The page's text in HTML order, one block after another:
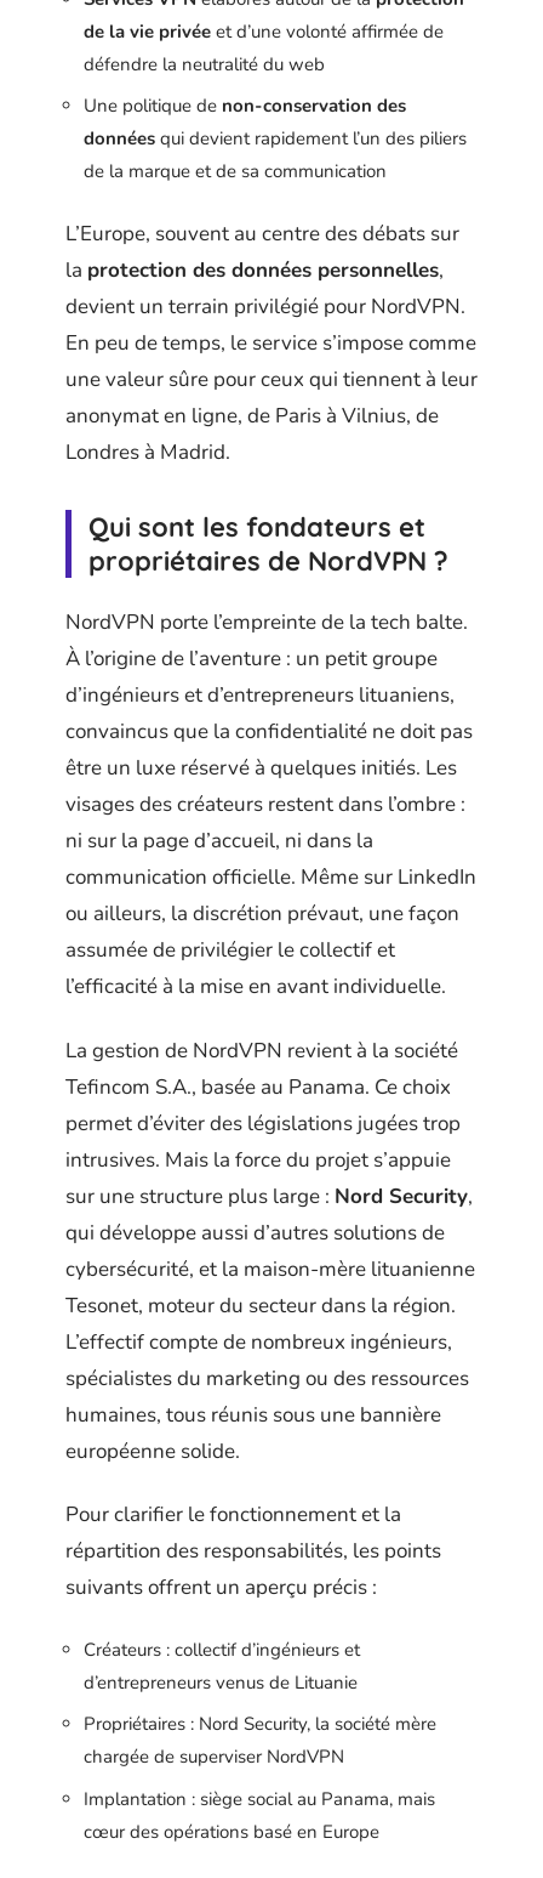
de la vie privée et d’une volonté affirmée de
défendre la neutralité du web
Une politique de non-conservation des
données qui devient rapidement l’un des piliers
de la marque et de sa communication
L’Europe, souvent au centre des débats sur
la protection des données personnelles,
devient un terrain privilégié pour NordVPN.
En peu de temps, le service s’impose comme
une valeur sûre pour ceux qui tiennent à leur
anonymat en ligne, de Paris à Vilnius, de
Londres à Madrid.
Qui sont les fondateurs et
propriétaires de NordVPN ?
NordVPN porte l’empreinte de la tech balte.
À l’origine de l’aventure : un petit groupe
d’ingénieurs et d’entrepreneurs lituaniens,
convaincus que la confidentialité ne doit pas
être un luxe réservé à quelques initiés. Les
visages des créateurs restent dans l’ombre :
ni sur la page d’accueil, ni dans la
communication officielle. Même sur LinkedIn
ou ailleurs, la discrétion prévaut, une façon
assumée de privilégier le collectif et
l’efficacité à la mise en avant individuelle.
La gestion de NordVPN revient à la société
Tefincom S.A., basée au Panama. Ce choix
permet d’éviter des législations jugées trop
intrusives. Mais la force du projet s’appuie
sur une structure plus large : Nord Security,
qui développe aussi d’autres solutions de
cybersécurité, et la maison-mère lituanienne
Tesonet, moteur du secteur dans la région.
L’effectif compte de nombreux ingénieurs,
spécialistes du marketing ou des ressources
humaines, tous réunis sous une bannière
européenne solide.
Pour clarifier le fonctionnement et la
répartition des responsabilités, les points
suivants offrent un aperçu précis :
Créateurs : collectif d’ingénieurs et
d’entrepreneurs venus de Lituanie
Propriétaires : Nord Security, la société mère
chargée de superviser NordVPN
Implantation : siège social au Panama, mais
cœur des opérations basé en Europe